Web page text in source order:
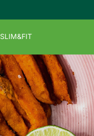
SLIM&FIT